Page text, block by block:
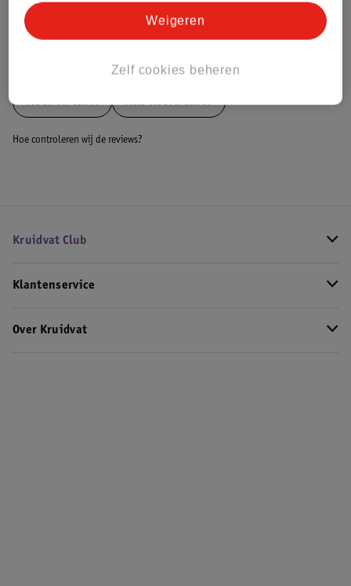
Bestel & Bezorginformatie
MeerVirtuFit Alle Roeitrainer
Hoe controleren wij de reviews?
Kruidvat Club
Klantenservice
Over Kruidvat
Zelf cookies beheren
Weigeren